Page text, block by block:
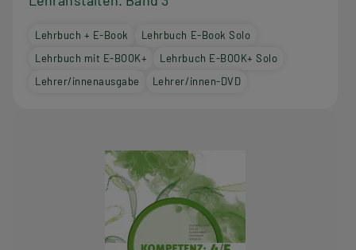
Lehrbuch + E-Book
Lehrbuch E-Book Solo
Lehrbuch mit E-BOOK+
Lehrbuch E-BOOK+ Solo
Lehrer/innenausgabe
Lehrer/innen-DVD